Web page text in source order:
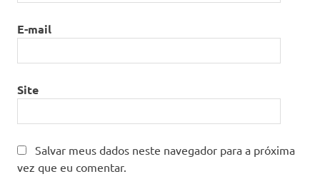
E-mail
Site
Salvar meus dados neste navegador para a próxima
vez que eu comentar.